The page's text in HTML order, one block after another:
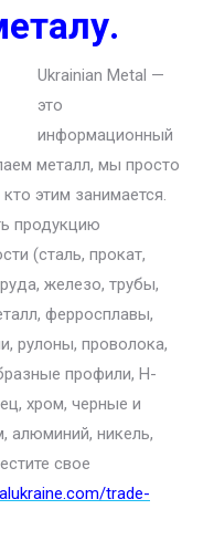
Ukrainian Metal —
это
информационный
металл, мы просто
этим занимается.
продукцию
(сталь, прокат,
железо, трубы,
ферросплавы,
рулоны, проволока,
профили, H-
хром, черные и
алюминий, никель,
свое
trade-